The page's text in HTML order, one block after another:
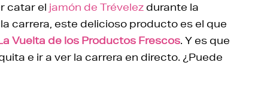
catar el jamón de Trévelezdurante la
carrera, este delicioso producto es el que
Vuelta de los Productos Frescos. Y es que
e ir a ver la carrera en directo. ¿Puede